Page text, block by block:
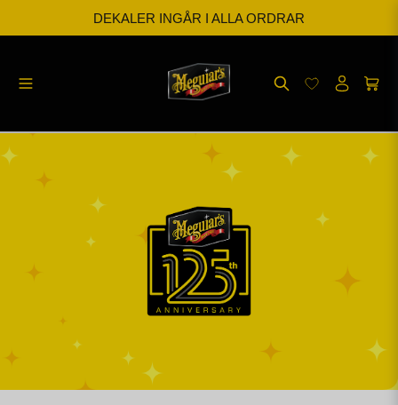
BESTÄLL INNAN KL 12 SÅ SKICKAR VI SAMMA DAG